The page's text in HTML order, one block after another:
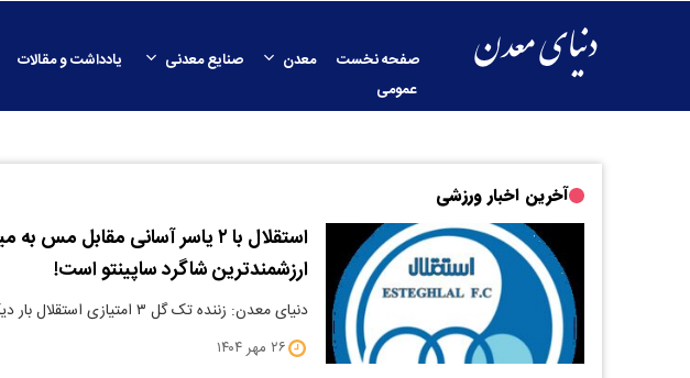
صفحه نخست معدن صنایع معدنی یادداشت و مقالات
عمومی
آخرین اخبار ورزشی
استقلال با ۲ یاسر آسانی مقابل
ارزشمندترین شاگرد ساپینتو است!
دنیای معدن: زننده تک گل ۳ امتیازی استقلال بار دیگر ارزش‌های خود را در لیگ برتر مشخص کرد.
۲۶ مهر ۱۴۰۴